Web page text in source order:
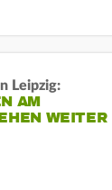
Leipzig:
AM
WEITER